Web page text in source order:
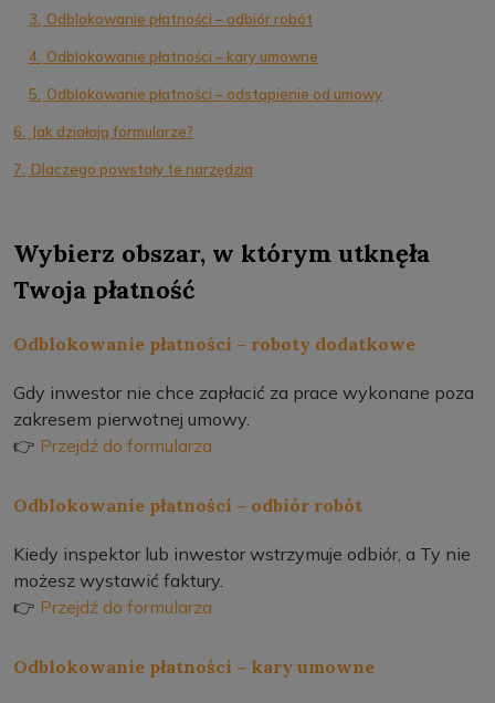
3. Odblokowanie płatności – odbiór robót
4. Odblokowanie płatności – kary umowne
5. Odblokowanie płatności – odstąpienie od umowy
6. Jak działają formularze?
7. Dlaczego powstały te narzędzia
Wybierz obszar, w którym utknęła
Twoja płatność
Odblokowanie płatności – roboty dodatkowe
Gdy inwestor nie chce zapłacić za prace wykonane poza
zakresem pierwotnej umowy.
👉 Przejdź do formularza
Odblokowanie płatności – odbiór robót
Kiedy inspektor lub inwestor wstrzymuje odbiór, a Ty nie
możesz wystawić faktury.
👉 Przejdź do formularza
Odblokowanie płatności – kary umowne